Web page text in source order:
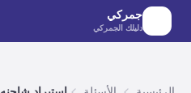
الانتقال إلى المحتوى الرئيسي
جمركي
دليلك الجمركي